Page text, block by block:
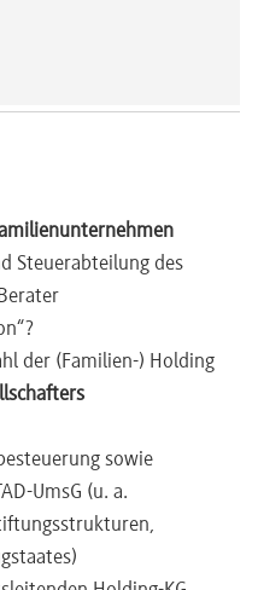
Steuerabteilung des
der (Familien-) Holding
sowie
UmsG (u. a.